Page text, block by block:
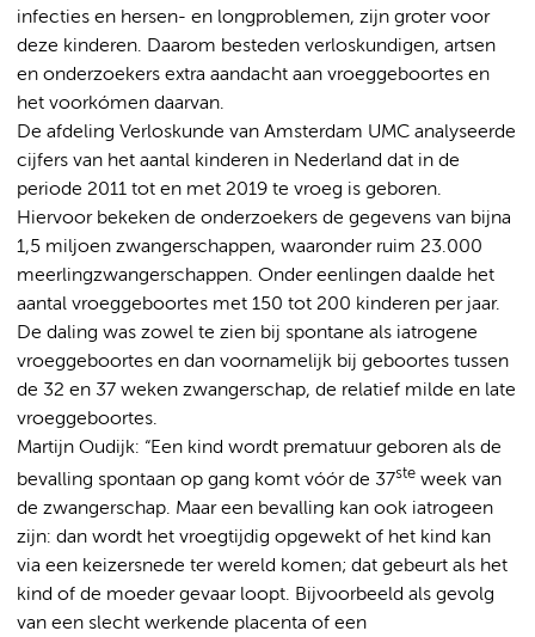
infecties en hersen- en longproblemen, zijn groter voor
deze kinderen. Daarom besteden verloskundigen, artsen
en onderzoekers extra aandacht aan vroeggeboortes en
het voorkómen daarvan.
De afdeling Verloskunde van Amsterdam UMC analyseerde
cijfers van het aantal kinderen in Nederland dat in de
periode 2011 tot en met 2019 te vroeg is geboren.
Hiervoor bekeken de onderzoekers de gegevens van bijna
1,5 miljoen zwangerschappen, waaronder ruim 23.000
meerlingzwangerschappen. Onder eenlingen daalde het
aantal vroeggeboortes met 150 tot 200 kinderen per jaar.
De daling was zowel te zien bij spontane als iatrogene
vroeggeboortes en dan voornamelijk bij geboortes tussen
de 32 en 37 weken zwangerschap, de relatief milde en late
vroeggeboortes.
Martijn Oudijk: “Een kind wordt prematuur geboren als de
bevalling spontaan op gang komt vóór de 37ste week van
de zwangerschap. Maar een bevalling kan ook iatrogeen
zijn: dan wordt het vroegtijdig opgewekt of het kind kan
via een keizersnede ter wereld komen; dat gebeurt als het
kind of de moeder gevaar loopt. Bijvoorbeeld als gevolg
van een slecht werkende placenta of een